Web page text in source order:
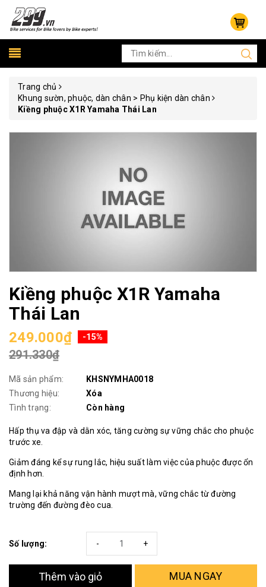
Trang chủ
Khung sườn, phuộc, dàn chân > Phụ kiện dàn chân
Kiềng phuộc X1R Yamaha Thái Lan
Kiềng phuộc X1R Yamaha
Thái Lan
249.000₫ -15%
291.330₫
Mã sản phẩm:
KHSNYMHA0018
Thương hiệu:
Xóa
Tình trạng:
Còn hàng
Hấp thụ va đập và dằn xóc, tăng cường sự vững chắc cho phuộc
trước xe.
Giảm đáng kể sự rung lắc, hiệu suất làm việc của phuộc được ổn
định hơn.
Mang lại khả năng vận hành mượt mà, vững chắc từ đường
trường đến đường đèo cua.
Số lượng: +
-
Thêm vào giỏ MUA NGAY